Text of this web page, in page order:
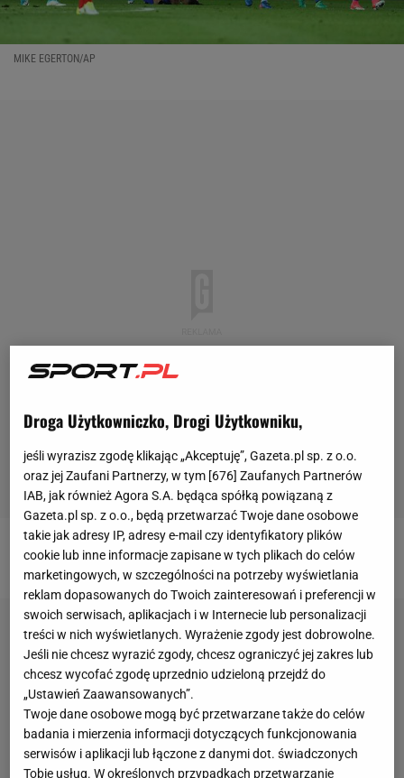
MIKE EGERTON/AP
Jak będzie wyglądał nowy sezon Premier League?
Droga Użytkowniczko, Drogi Użytkowniku,
jeśli wyrazisz zgodę klikając „Akceptuję”, Gazeta.pl sp. z o.o.
oraz jej Zaufani Partnerzy, w tym [676] Zaufanych Partnerów
IAB, jak również Agora S.A. będąca spółką powiązaną z
Gazeta.pl sp. z o.o., będą przetwarzać Twoje dane osobowe
takie jak adresy IP, adresy e-mail czy identyfikatory plików
cookie lub inne informacje zapisane w tych plikach do celów
marketingowych, w szczególności na potrzeby wyświetlania
reklam dopasowanych do Twoich zainteresowań i preferencji w
swoich serwisach, aplikacjach i w Internecie lub personalizacji
treści w nich wyświetlanych. Wyrażenie zgody jest dobrowolne.
Jeśli nie chcesz wyrazić zgody, chcesz ograniczyć jej zakres lub
chcesz wycofać zgodę uprzednio udzieloną przejdź do
„Ustawień Zaawansowanych”.
Twoje dane osobowe mogą być przetwarzane także do celów
badania i mierzenia informacji dotyczących funkcjonowania
serwisów i aplikacji lub łączone z danymi dot. świadczonych
Tobie usług. W określonych przypadkach przetwarzanie